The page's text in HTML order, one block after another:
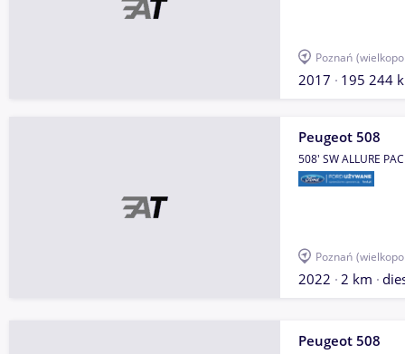
Poznań
2017 195 244
Peugeot 508
508' SW ALLURE
Poznań
2022 2 km
Peugeot 508